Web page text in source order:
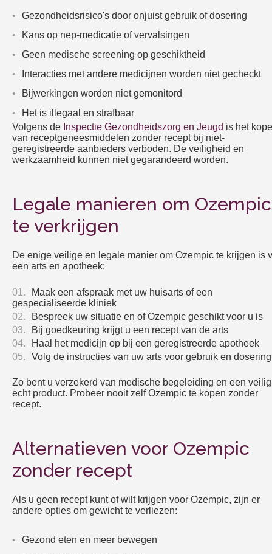
Gezondheidsrisico's door onjuist gebruik of dosering
Kans op nep-medicatie of vervalsingen
Geen medische screening op geschiktheid
Interacties met andere medicijnen worden niet gecheckt
Bijwerkingen worden niet gemonitord
Het is illegaal en strafbaar
Volgens de Inspectie Gezondheidszorg en Jeugd is het
van receptgeneesmiddelen zonder recept bij niet-
geregistreerde aanbieders verboden. De veiligheid en
werkzaamheid kunnen niet gegarandeerd worden.
Legale manieren om Ozempic
te verkrijgen
De enige veilige en legale manier om Ozempic te krijgen is
een arts en apotheek:
Maak een afspraak met uw huisarts of een
gespecialiseerde kliniek
Bespreek uw situatie en of Ozempic geschikt voor u is
Bij goedkeuring krijgt u een recept van de arts
Haal het medicijn op bij een geregistreerde apotheek
Volg de instructies van uw arts voor gebruik en dosering
Zo bent u verzekerd van medische begeleiding en een
echt product. Probeer nooit zelf Ozempic te kopen zonder
recept.
Alternatieven voor Ozempic
zonder recept
Als u geen recept kunt of wilt krijgen voor Ozempic, zijn er
andere opties om gewicht te verliezen:
Gezond eten en meer bewegen